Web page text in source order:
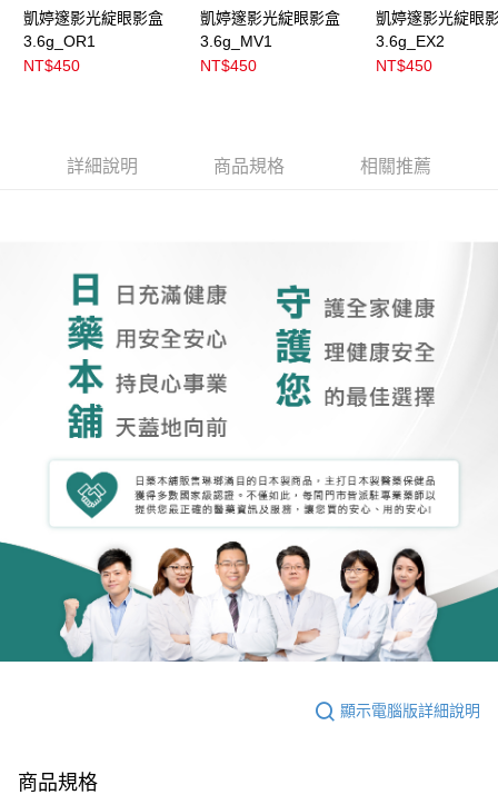
付款後門市自取
每筆NT$100，滿NT$399(含以上)免運費
凱婷邃影光綻眼影盒
3.6g_OR1
NT$450
凱婷邃影光綻眼影盒
3.6g_MV1
NT$450
凱婷邃影光綻眼
3.6g_EX2
NT$450
詳細說明 商品規格 相關推薦
顯示電腦版詳細說明
商品規格